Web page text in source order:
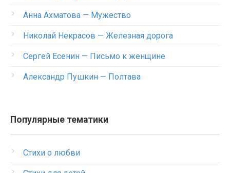
Анна Ахматова — Мужество
Николай Некрасов — Железная дорога
Сергей Есенин — Письмо к женщине
Александр Пушкин — Полтава
Популярные тематики
Стихи о любви